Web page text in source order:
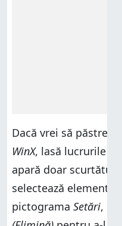
Dacă vrei să păstrezi
WinX, lasă lucrurile
apară doar scurtătura
selectează elementul
pictograma Setări, iar